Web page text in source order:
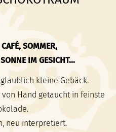
SOMMER,
IM GESICHT...
kleine Gebäck.
Hand getaucht in feinste
neu interpretiert.